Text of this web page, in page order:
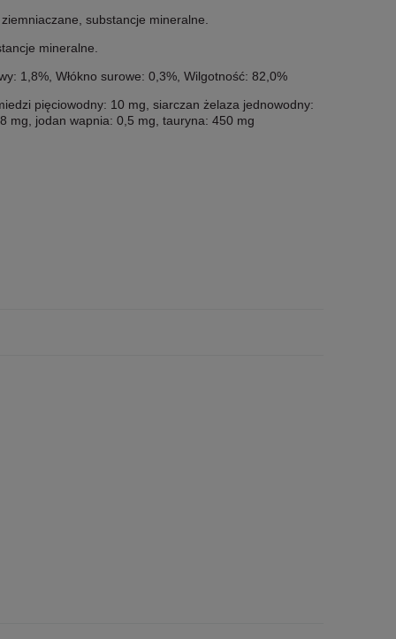
substancje mineralne.
mineralne.
1,8%, Włókno surowe: 0,3%, Wilgotność: 82,0%
pięciowodny: 10 mg, siarczan żelaza jednowodny:
mg, jodan wapnia: 0,5 mg, tauryna: 450 mg